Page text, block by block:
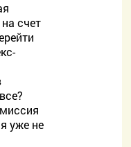
счет
уже не